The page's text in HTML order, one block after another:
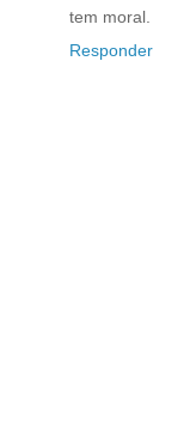
tem moral.
Responder